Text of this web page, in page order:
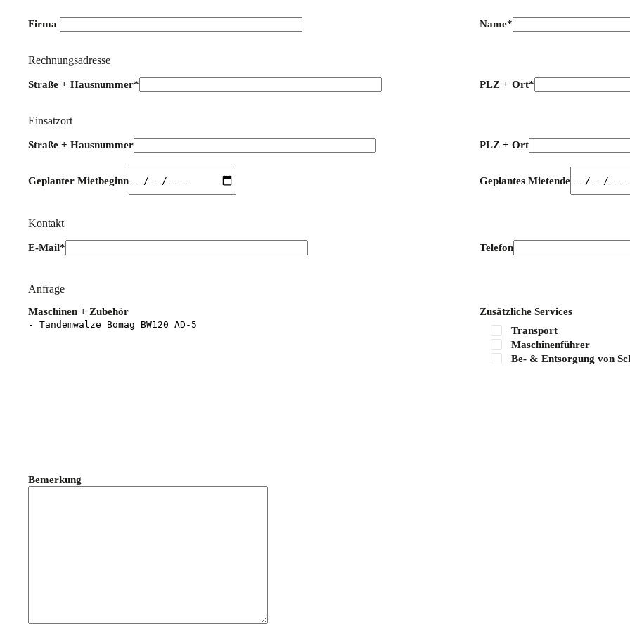
Firma Name*
Rechnungsadresse
Straße + Hausnummer* PLZ + Ort*
Einsatzort
Straße + Hausnummer PLZ + Ort
Geplanter Mietbeginn Geplantes Mietende
Kontakt
E-Mail*
Telefon
Anfrage
Maschinen + Zubehör
Zusätzliche Services
Transport
Maschinenführer
Be- & Entsorgung von
Bemerkung